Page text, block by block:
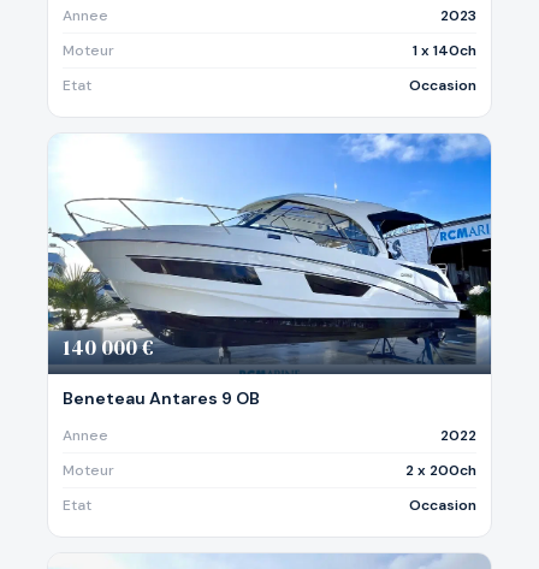
Annee
2023
Moteur
1 x 140ch
Etat
Occasion
140 000 €
Beneteau Antares 9 OB
Annee
2022
Moteur
2 x 200ch
Etat
Occasion